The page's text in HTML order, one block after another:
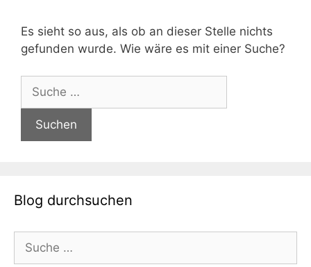
Es sieht so aus, als ob an dieser Stelle nichts
gefunden wurde. Wie wäre es mit einer Suche?
nach:
Blog durchsuchen
nach: